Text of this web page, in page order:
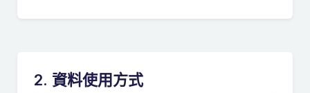
2. 資料使用方式